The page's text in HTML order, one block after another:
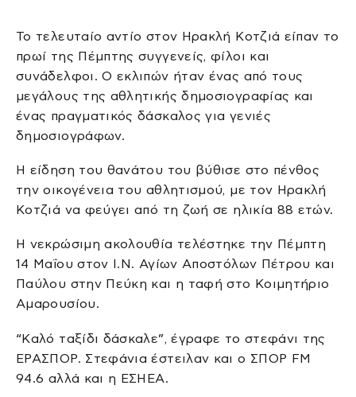
Το τελευταίο αντίο στον Ηρακλή Κοτζιά είπαν το
πρωί της Πέμπτης συγγενείς, φίλοι και
συνάδελφοι. Ο εκλιπών ήταν ένας από τους
μεγάλους της αθλητικής δημοσιογραφίας και
ένας πραγματικός δάσκαλος για γενιές
δημοσιογράφων.
Η είδηση του θανάτου του βύθισε στο πένθος
την οικογένεια του αθλητισμού, με τον Ηρακλή
Κοτζιά να φεύγει από τη ζωή σε ηλικία 88 ετών.
Η νεκρώσιμη ακολουθία τελέστηκε την Πέμπτη
14 Μαΐου στον Ι.Ν. Αγίων Αποστόλων Πέτρου και
Παύλου στην Πεύκη και η ταφή στο Κοιμητήριο
Αμαρουσίου.
“Καλό ταξίδι δάσκαλε”, έγραφε το στεφάνι της
ΕΡΑΣΠΟΡ. Στεφάνια έστειλαν και ο ΣΠΟΡ FM
94.6 αλλά και η ΕΣΗΕΑ.